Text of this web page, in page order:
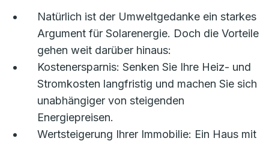
Natürlich ist der Umweltgedanke ein starkes
Argument für Solarenergie. Doch die Vorteile
gehen weit darüber hinaus:
Kostenersparnis: Senken Sie Ihre Heiz- und
Stromkosten langfristig und machen Sie sich
unabhängiger von steigenden
Energiepreisen.
Wertsteigerung Ihrer Immobilie: Ein Haus mit